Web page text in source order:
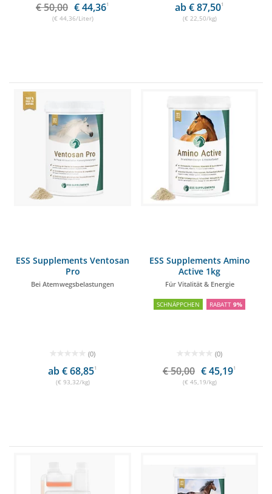
€ 50,00 € 44,361
(€ 44,36/Liter)
ab € 87,501
(€ 22,50/kg)
ESS Supplements Ventosan
Pro
Bei Atemwegsbelastungen
(0)
ab € 68,851
(€ 93,32/kg)
ESS Supplements Amino
Active 1kg
Für Vitalität & Energie
SCHNÄPPCHEN RABATT 9%
(0)
€ 50,00 € 45,191
(€ 45,19/kg)